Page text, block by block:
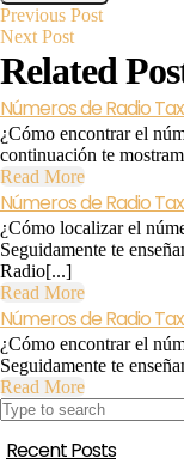
Post
navigation
Previous PostPrevious
Next PostNext
Related
Números
de
Radio
Taxis
en
Las
Franquesas
del
Vallés
Números de Radio
¿Cómo encontrar el
continuación te
Read MoreRead
More
Números de Radio
¿Cómo localizar el
Seguidamente te
Radio[...]
Read MoreRead
More
Números
de
Radio
Taxis
en
Esplugas
de
Llobregat
Números de Radio
¿Cómo encontrar el
Seguidamente te
Read MoreRead
More
Search
Recent Posts